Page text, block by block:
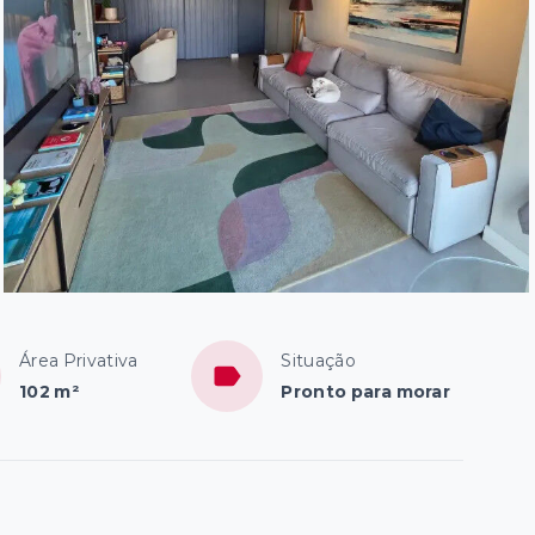
Área Privativa
102 m²
Situação
Pronto para morar